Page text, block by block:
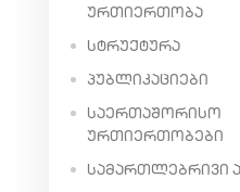
ᲣᲠᲗᲘᲔᲠᲗᲝᲑᲐ
ᲡᲢᲠᲣᲥᲢᲣᲠᲐ
ᲞᲣᲑᲚᲘᲙᲐᲪᲘᲔᲑᲘ
ᲡᲐᲔᲠᲗᲐᲨᲝᲠᲘᲡᲝ
ᲣᲠᲗᲘᲔᲠᲗᲝᲑᲔᲑᲘ
ᲡᲐᲛᲐᲠᲗᲚᲔᲑᲠᲘᲕᲘ